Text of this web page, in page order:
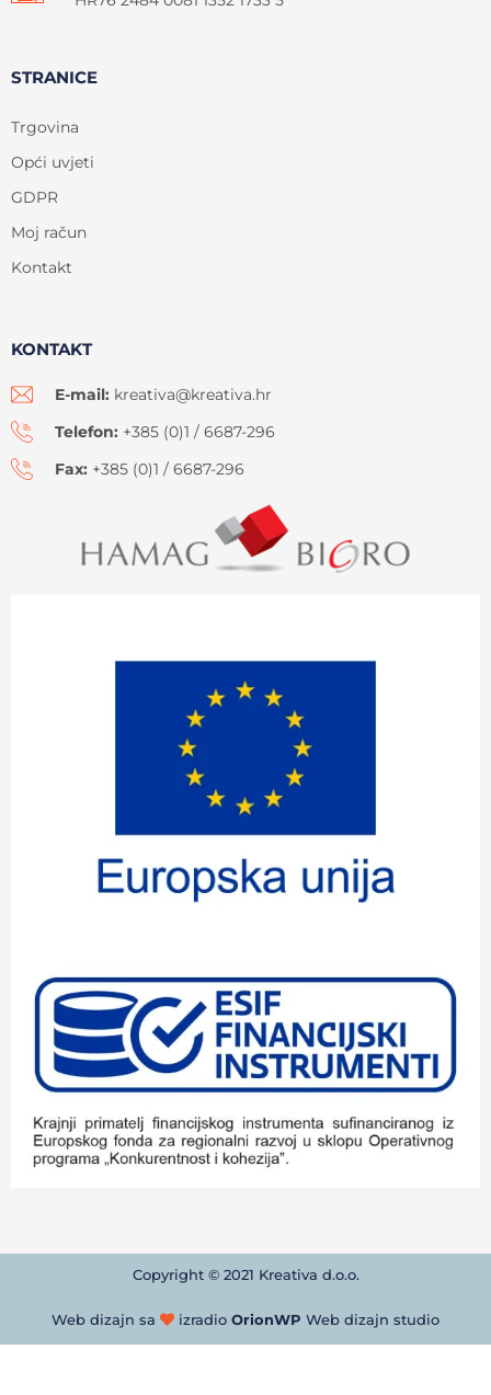
STRANICE
Trgovina
Opći uvjeti
GDPR
Moj račun
Kontakt
KONTAKT
E-mail: kreativa@kreativa.hr
Telefon: +385 (0)1 / 6687-296
Fax: +385 (0)1 / 6687-296
Copyright © 2021 Kreativa d.o.o.
Web dizajn sa izradio OrionWP Web dizajn studio